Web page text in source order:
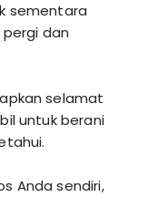
sementara
dan
selamat
untuk berani
Anda sendiri,